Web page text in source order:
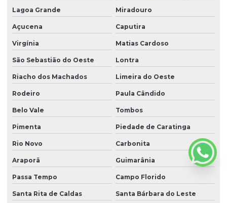
Lagoa Grande Miradouro
Açucena Caputira
Virgínia Matias Cardoso
São Sebastião do Oeste Lontra
Riacho dos Machados Limeira do Oeste
Rodeiro Paula Cândido
Belo Vale Tombos
Pimenta Piedade de Caratinga
Rio Novo Carbonita
Araporã Guimarânia
Passa Tempo Campo Florido
Santa Rita de Caldas Santa Bárbara do Leste